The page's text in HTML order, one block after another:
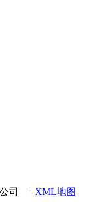
公司 | XML地图